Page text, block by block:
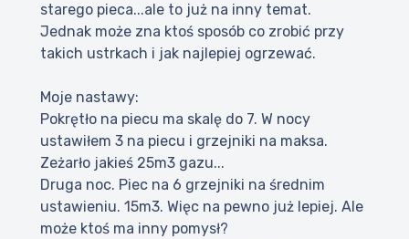
starego pieca...ale to już na inny temat.
Jednak może zna ktoś sposób co zrobić przy
takich ustrkach i jak najlepiej ogrzewać.
Moje nastawy:
Pokrętło na piecu ma skalę do 7. W nocy
ustawiłem 3 na piecu i grzejniki na maksa.
Zeżarło jakieś 25m3 gazu...
Druga noc. Piec na 6 grzejniki na średnim
ustawieniu. 15m3. Więc na pewno już lepiej. Ale
może ktoś ma inny pomysł?